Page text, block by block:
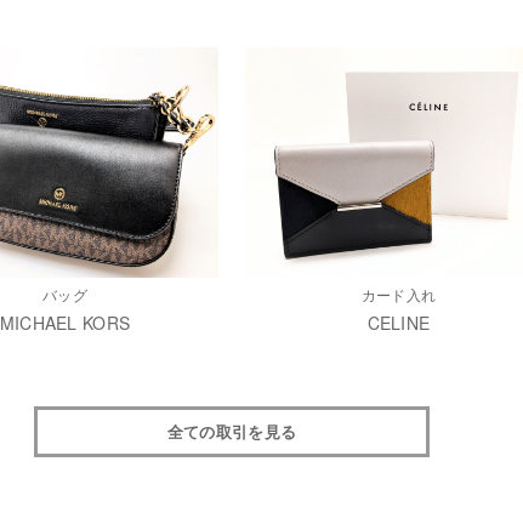
バッグ
MICHAEL KORS
カード入れ
CELINE
全ての取引を見る